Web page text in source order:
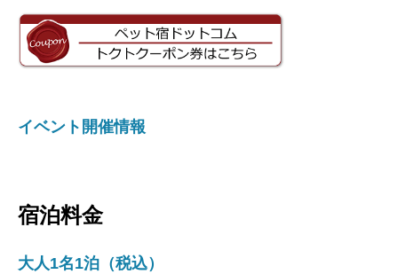
イベント開催情報
宿泊料金
大人1名1泊（税込）